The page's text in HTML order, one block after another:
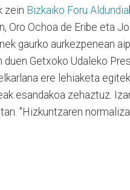
zein Bizkaiko Foru Aldundia
Oro Ochoa de Eribe eta
gaurko aurkezpenean
Getxoko Udaleko
ere lehiaketa
esandakoa zehaztuz.
"Hizkuntzaren